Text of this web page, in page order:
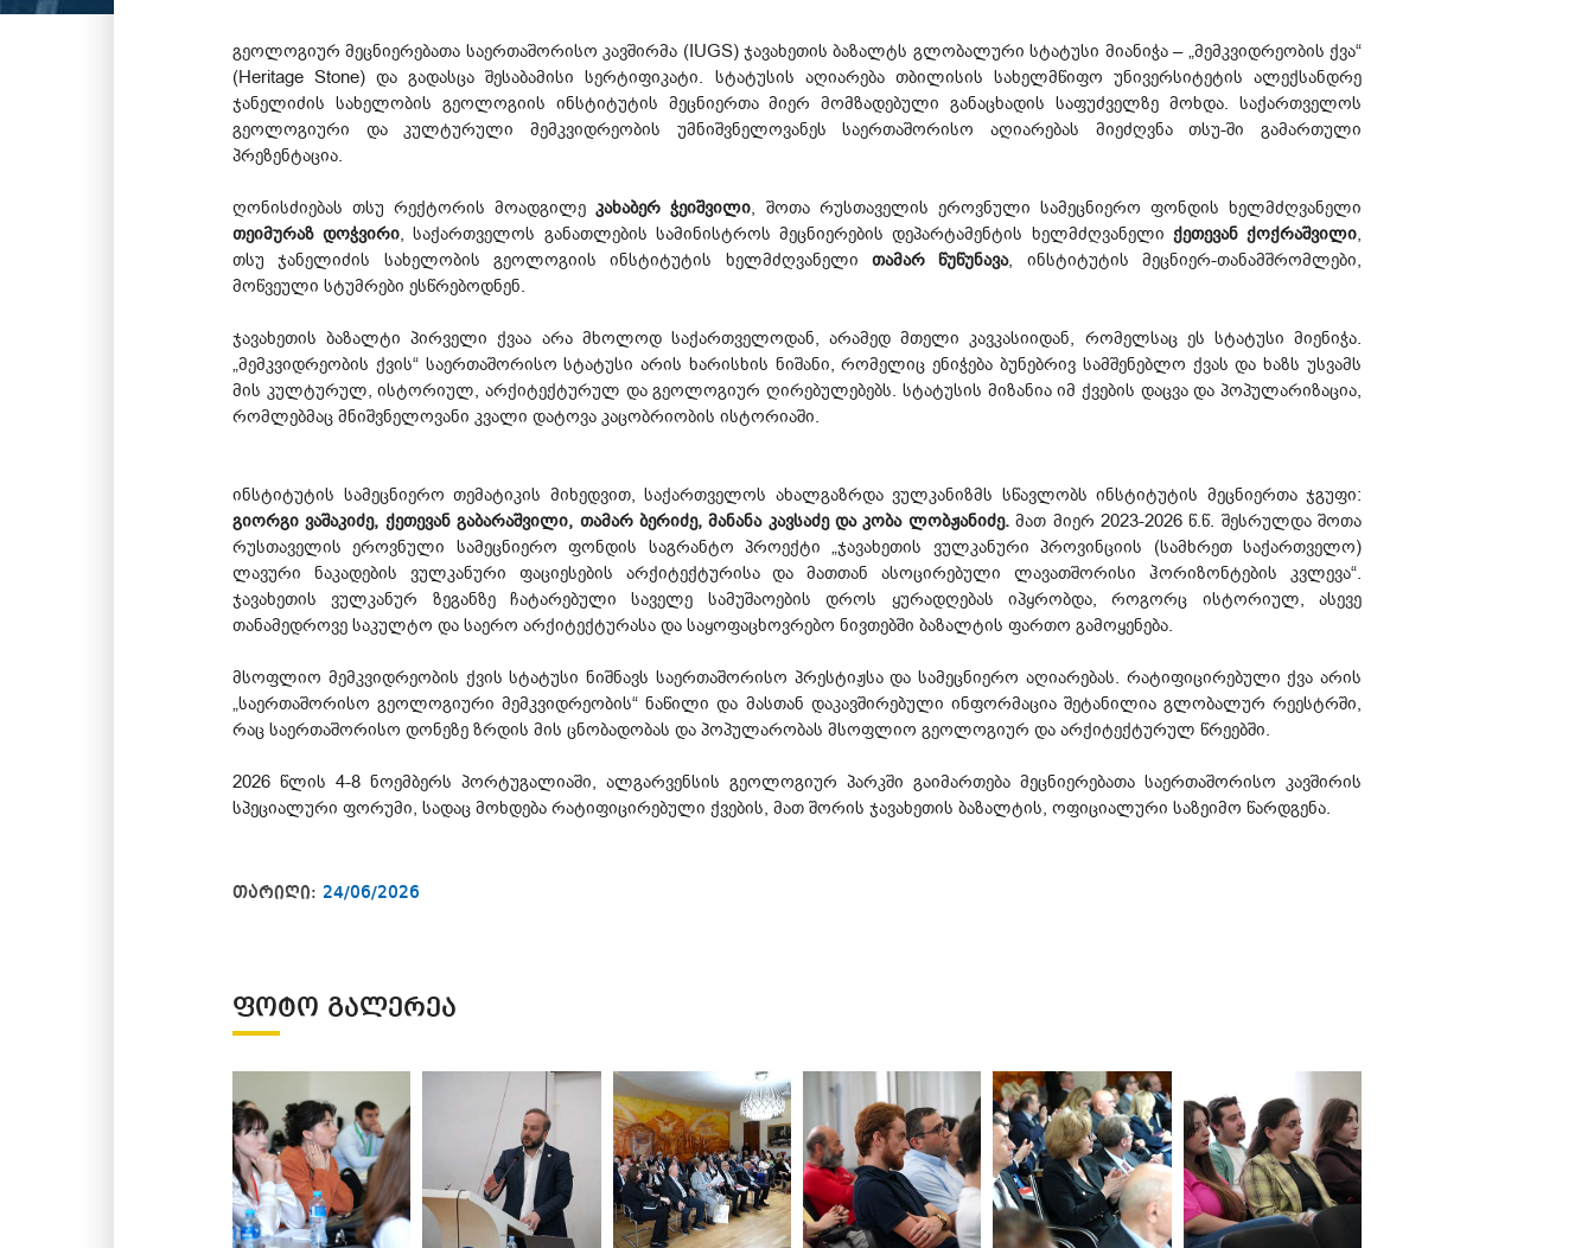
გეოლოგიურ მეცნიერებათა საერთაშორისო კავშირმა (IUGS) ჯავახეთის ბაზალტს გლობალური სტატუსი მიანიჭა – „მემკვიდრეობის ქვა“
(Heritage Stone) და გადასცა შესაბამისი სერტიფიკატი. სტატუსის აღიარება თბილისის სახელმწიფო უნივერსიტეტის ალექსანდრე
ჯანელიძის სახელობის გეოლოგიის ინსტიტუტის მეცნიერთა მიერ მომზადებული განაცხადის საფუძველზე მოხდა. საქართველოს
გეოლოგიური და კულტურული მემკვიდრეობის უმნიშვნელოვანეს საერთაშორისო აღიარებას მიეძღვნა თსუ-ში გამართული
პრეზენტაცია.
ღონისძიებას თსუ რექტორის მოადგილეკახაბერ ჭეიშვილი, შოთა რუსთაველის ეროვნული სამეცნიერო ფონდის ხელმძღვანელი
თეიმურაზ დოჭვირი, საქართველოს განათლების სამინისტროს მეცნიერების დეპარტამენტის ხელმძღვანელი ქეთევან ქოქრაშვილი,
თსუ ჯანელიძის სახელობის გეოლოგიის ინსტიტუტის ხელმძღვანელი თამარ წუწუნავა, ინსტიტუტის მეცნიერ-თანამშრომლები,
მოწვეული სტუმრები ესწრებოდნენ.
ჯავახეთის ბაზალტი პირველი ქვაა არა მხოლოდ საქართველოდან, არამედ მთელი კავკასიიდან, რომელსაც ეს სტატუსი მიენიჭა.
„მემკვიდრეობის ქვის“ საერთაშორისო სტატუსი არის ხარისხის ნიშანი, რომელიც ენიჭება ბუნებრივ სამშენებლო ქვას და ხაზს უსვამს
მის კულტურულ, ისტორიულ, არქიტექტურულ და გეოლოგიურ ღირებულებებს. სტატუსის მიზანია იმ ქვების დაცვა და პოპულარიზაცია,
რომლებმაც მნიშვნელოვანი კვალი დატოვა კაცობრიობის ისტორიაში.
ინსტიტუტის სამეცნიერო თემატიკის მიხედვით, საქართველოს ახალგაზრდა ვულკანიზმს სწავლობს ინსტიტუტის მეცნიერთა ჯგუფი:
გიორგი ვაშაკიძე, ქეთევან გაბარაშვილი, თამარ ბერიძე, მანანა კავსაძე და კობა ლობჟანიძე.მათ მიერ 2023-2026 წ.წ. შესრულდა შოთა
რუსთაველის ეროვნული სამეცნიერო ფონდის საგრანტო პროექტი „ჯავახეთის ვულკანური პროვინციის (სამხრეთ საქართველო)
ლავური ნაკადების ვულკანური ფაციესების არქიტექტურისა და მათთან ასოცირებული ლავათშორისი ჰორიზონტების კვლევა“.
ჯავახეთის ვულკანურ ზეგანზე ჩატარებული საველე სამუშაოების დროს ყურადღებას იპყრობდა, როგორც ისტორიულ, ასევე
თანამედროვე საკულტო და საერო არქიტექტურასა და საყოფაცხოვრებო ნივთებში ბაზალტის ფართო გამოყენება.
მსოფლიო მემკვიდრეობის ქვის სტატუსი ნიშნავს საერთაშორისო პრესტიჟსა და სამეცნიერო აღიარებას. რატიფიცირებული ქვა არის
„საერთაშორისო გეოლოგიური მემკვიდრეობის“ ნაწილი და მასთან დაკავშირებული ინფორმაცია შეტანილია გლობალურ რეესტრში,
რაც საერთაშორისო დონეზე ზრდის მის ცნობადობას და პოპულარობას მსოფლიო გეოლოგიურ და არქიტექტურულ წრეებში.
2026 წლის 4-8 ნოემბერს პორტუგალიაში, ალგარვენსის გეოლოგიურ პარკში გაიმართება მეცნიერებათა საერთაშორისო კავშირის
სპეციალური ფორუმი, სადაც მოხდება რატიფიცირებული ქვების, მათ შორის ჯავახეთის ბაზალტის, ოფიციალური საზეიმო წარდგენა.
თარიღი: 24/06/2026
ᲤᲝᲢᲝ ᲒᲐᲚᲔᲠᲔᲐ